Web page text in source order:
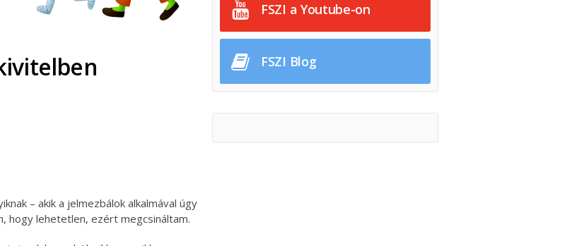
– akik a jelmezbálok alkalmával úgy
hogy lehetetlen, ezért megcsináltam.
FSZI a Youtube-on
FSZI Blog